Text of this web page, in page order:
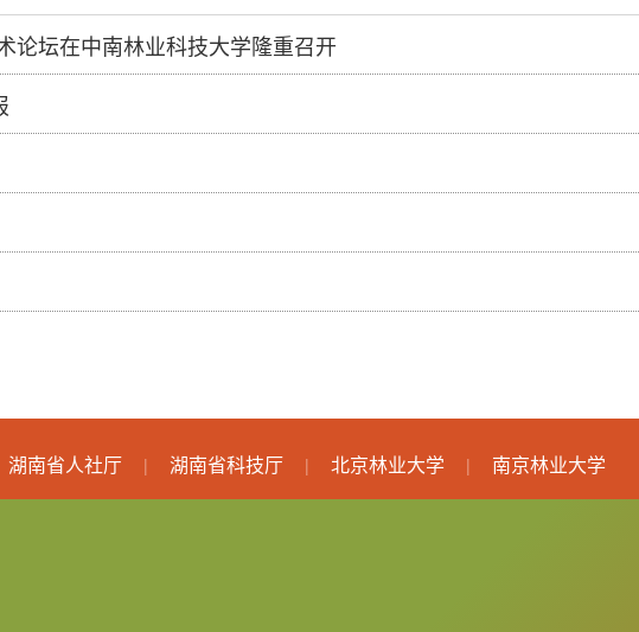
论坛在中南林业科技大学隆重召开
湖南省人社厅 | 湖南省科技厅 | 北京林业大学 | 南京林业大学